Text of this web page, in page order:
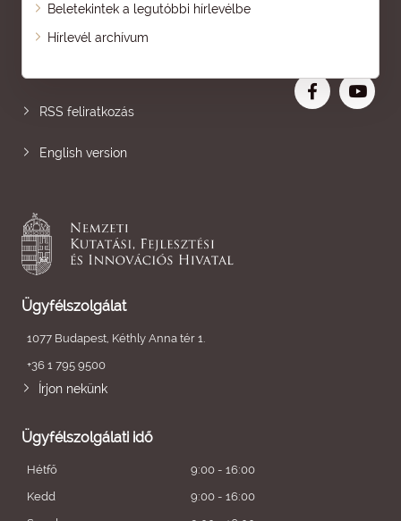
Beletekintek a legutóbbi hírlevélbe
Hírlevél archívum
Oldaltérkép
RSS feliratkozás
English version
Ügyfélszolgálat
1077 Budapest, Kéthly Anna tér 1.
+36 1 795 9500
Írjon nekünk
Ügyfélszolgálati idő
Hétfő
9:00 - 16:00
Kedd
9:00 - 16:00